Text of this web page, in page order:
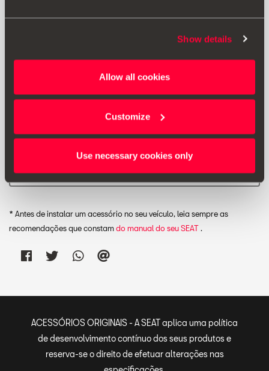
Show details
Allow all cookies
Customize
Use necessary cookies only
Há memórias que têm a sua própria fragrância. Porque
não vivê-las dentro do seu SEAT? O ambientador "Insilver
Passion"" irá encher o interior do seu veículo com uma
fragrância natural e agradável, para que desfrute de
um ambiente de condução seguro. Recarregável com 2
pastilhas do mesmo aroma ou combinando 2 pastilhas
diferentes."""
Imprimir
* Antes de instalar um acessório no seu veículo, leia sempre as
recomendações que constamdo manual do seu SEAT.
ACESSÓRIOS ORIGINAIS - A SEAT aplica uma política
de desenvolvimento contínuo dos seus produtos e
reserva-se o direito de efetuar alterações nas